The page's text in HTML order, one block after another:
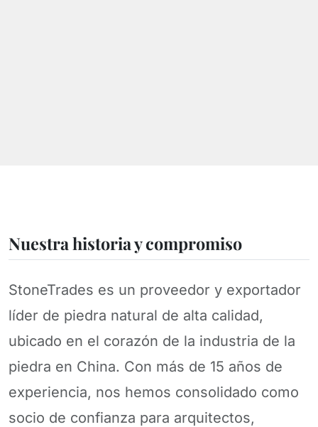
Nuestra historia y compromiso
StoneTrades es un proveedor y exportador
líder de piedra natural de alta calidad,
ubicado en el corazón de la industria de la
piedra en China. Con más de 15 años de
experiencia, nos hemos consolidado como
socio de confianza para arquitectos,